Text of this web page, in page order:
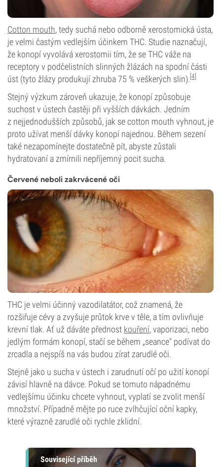
Cotton mouth, tedy suchá nebo odborně xerostomická ústa,
je velmi častým vedlejším účinkem THC. Studie naznačují,
že konopí vyvolává xerostomii tím, že se THC váže na
receptory v podčelistních slinných žlázách na spodní části
úst (tyto žlázy produkují zhruba 75 % veškerých slin).[4]
Stejný výzkum zároveň ukazuje, že konopí způsobuje
suchost v ústech častěji při vyšších dávkách. Jedním
z nejjednodušších způsobů, jak se cotton mouth vyhnout, je
proto užívat menší dávky konopí najednou. Během sezení
také nezapomínejte dostatečně pít, abyste zůstali
hydratovaní a zmírnili nepříjemný pocit sucha.
Červené neboli zakrvácené oči
THC je velmi účinný vazodilatátor, což znamená, že
rozšiřuje cévy a zvyšuje průtok krve v těle, a tím ovlivňuje
krevní tlak. Ať už dáváte přednost kouření, vaporizaci, nebo
jedlým formám konopí, stačí se během „seance" podívat do
zrcadla a nejspíš na vás budou zírat zarudlé oči.
Stejně jako u sucha v ústech i zarudnutí očí po užití konopí
závisí hlavně na dávce. Pokud se tomuto nápadnému
vedlejšímu účinku chcete vyhnout, vyplatí se zvolit menší
množství. Případně mějte po ruce zvlhčující oční kapky,
které výrazně zarudlé oči rychle zklidní.
Související příběh